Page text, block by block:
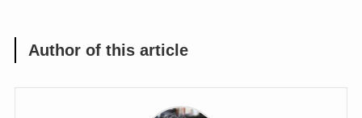
Author of this article